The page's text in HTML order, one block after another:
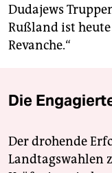
Dudajews
Rußland ist
Revanche.“
Die
Der drohende
Landtagswahlen